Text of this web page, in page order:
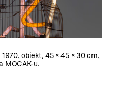
1970, obiekt, 45 × 45 × 30 cm,
MOCAK-u.